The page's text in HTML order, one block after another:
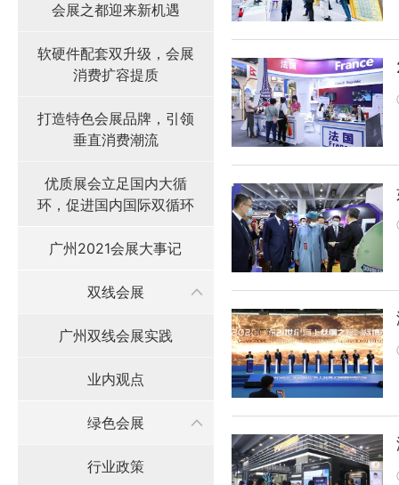
会展之都迎来新机遇
软硬件配套双升级，会展
消费扩容提质
打造特色会展品牌，引领
垂直消费潮流
优质展会立足国内大循
环，促进国内国际双循环
广州2021会展大事记
双线会展
广州双线会展实践
业内观点
绿色会展
行业政策